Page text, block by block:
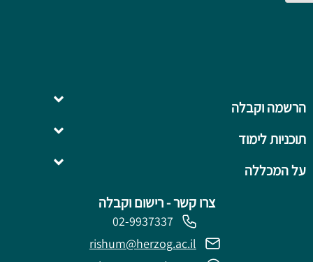
צרו קשר - רישום וקבלה
02-9937337
rishum@herzog.ac.il
על המכללה
תוכניות לימוד
הרשמה וקבלה